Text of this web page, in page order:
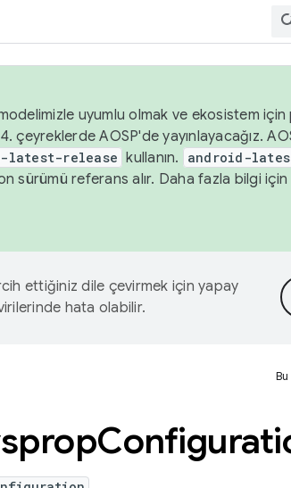
uyumlu olmak ve ekosistem için
çeyreklerde AOSP'de yayınlayacağız.
latest-release kullanın. android-
sürümü referans alır. Daha fazla bilgi için
ettiğiniz dile çevirmek için yapay
hata olabilir.